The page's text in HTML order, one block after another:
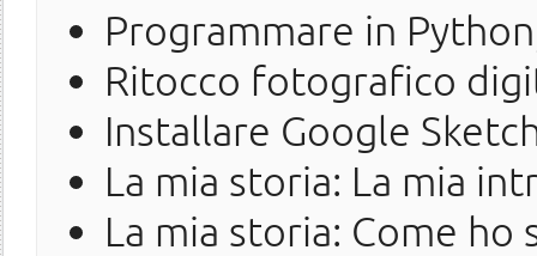
Programmare in
Ritocco fotografico
Installare Google
La mia storia: La mia
La mia storia: Come